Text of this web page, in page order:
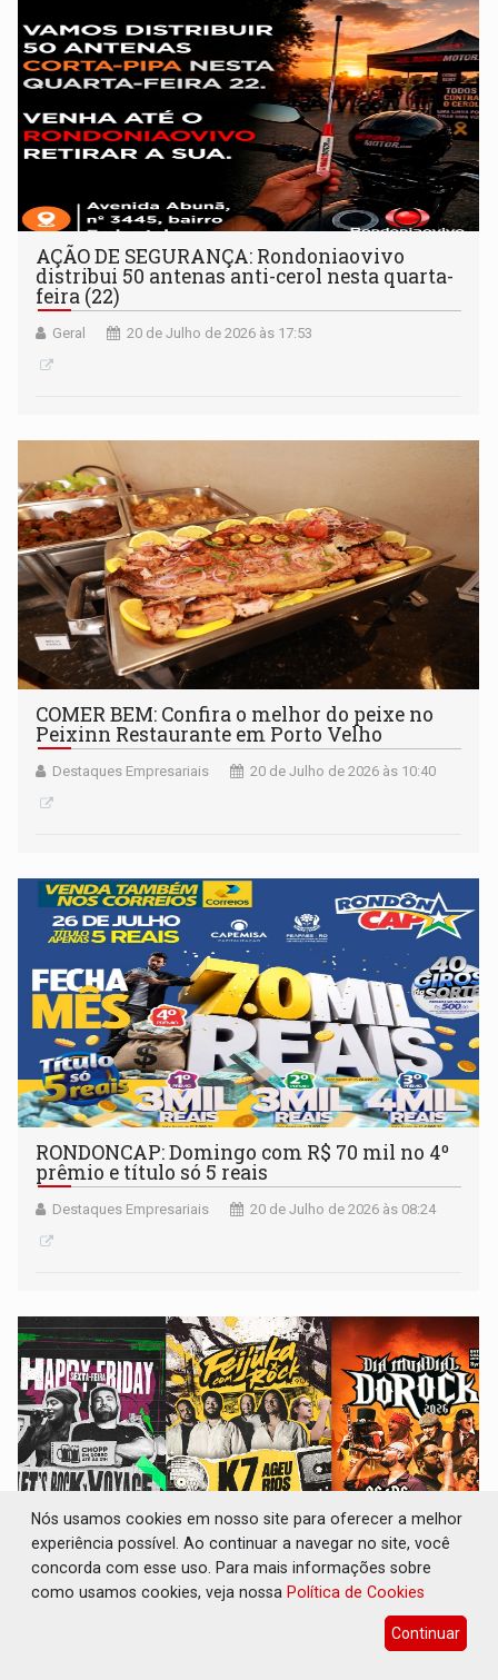
AÇÃO DE SEGURANÇA: Rondoniaovivo
distribui 50 antenas anti-cerol nesta quarta-
feira (22)
Geral 20 de Julho de 2026 às 17:53
COMER BEM: Confira o melhor do peixe no
Peixinn Restaurante em Porto Velho
Destaques Empresariais 20 de Julho de 2026 às 10:40
RONDONCAP: Domingo com R$ 70 mil no 4º
prêmio e título só 5 reais
Destaques Empresariais 20 de Julho de 2026 às 08:24
ROCK ROLL: Um fim de semana para celebrar
16 de Julho de 2026 às 09:11
Nós usamos cookies em nosso site para oferecer a melhor
experiência possível. Ao continuar a navegar no site, você
concorda com esse uso. Para mais informações sobre
como usamos cookies, veja nossa Política de Cookies
Continuar